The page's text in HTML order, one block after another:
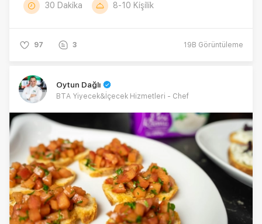
30 Dakika 8-10 Kişilik
97 3 19B Görüntüleme
Oytun Dağlı
BTA Yiyecek&İçecek Hizmetleri - Chef